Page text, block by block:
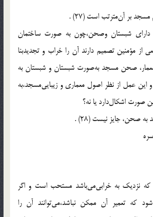
بر آن‌مترتب است (27) .
شبستان وصحن،چون به صورت ساختمان
مؤمنين تصميم دارند آن را خراب و تجديدبنا
صحن مسجد به‌صورت شبستان و شبستان به
عمل از نظر اصول معمارى و زيبايى‌مسجد،به
اشكال‌دارد يا نه؟
صحن، جايز نيست (28) .
نزديك به خرابى‌مى‌باشد مستحب است و اگر
كه تعمير آن ممكن نباشد،مى‌توانند آن را